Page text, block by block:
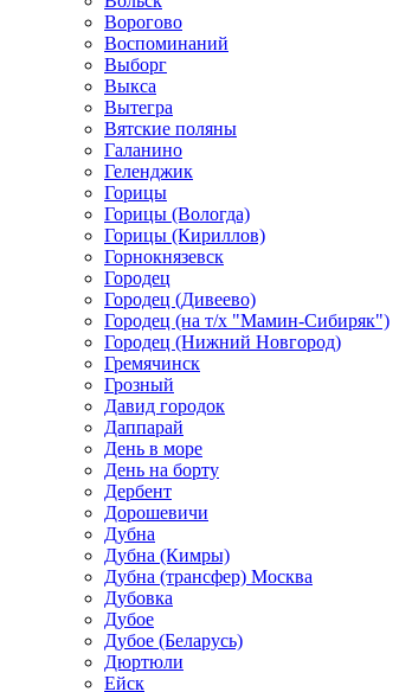
Ворогово
Воспоминаний
Выборг
Выкса
Вытегра
Вятские поляны
Галанино
Геленджик
Горицы
Горицы (Вологда)
Горицы (Кириллов)
Горнокнязевск
Городец
Городец (Дивеево)
Городец (на т/х "Мамин-Сибиряк")
Городец (Нижний Новгород)
Гремячинск
Грозный
Давид городок
Даппарай
День в море
День на борту
Дербент
Дорошевичи
Дубна
Дубна (Кимры)
Дубна (трансфер) Москва
Дубовка
Дубое
Дубое (Беларусь)
Дюртюли
Ейск